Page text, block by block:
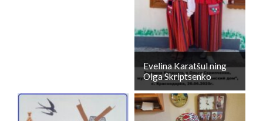
Evelina Karatšul ning
Olga Skriptsenko